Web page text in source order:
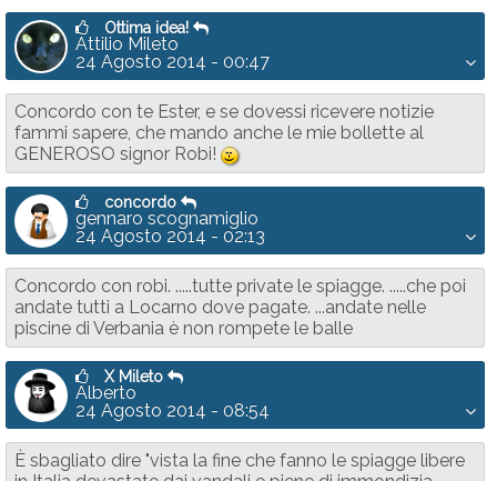
Ottima idea!
Attilio Mileto
24 Agosto 2014 - 00:47
Concordo con te Ester, e se dovessi ricevere notizie
fammi sapere, che mando anche le mie bollette al
GENEROSO signor Robi!
;-)
concordo
gennaro scognamiglio
24 Agosto 2014 - 02:13
Concordo con robi. .....tutte private le spiagge. .....che poi
andate tutti a Locarno dove pagate. ...andate nelle
piscine di Verbania è non rompete le balle
X Mileto
Alberto
24 Agosto 2014 - 08:54
È sbagliato dire "vista la fine che fanno le spiagge libere